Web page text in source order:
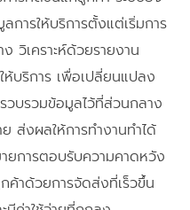
การให้บริการตั้งแต่เริ่มการ
วิเคราะห์ด้วยรายงาน
บริการ เพื่อเปลี่ยนแปลง
วบรวมข้อมูลไว้ที่ส่วนกลาง
ส่งผลให้การทำงานทำได้
ยการตอบรับความคาดหวัง
ค้าด้วยการจัดส่งที่เร็วขึ้น